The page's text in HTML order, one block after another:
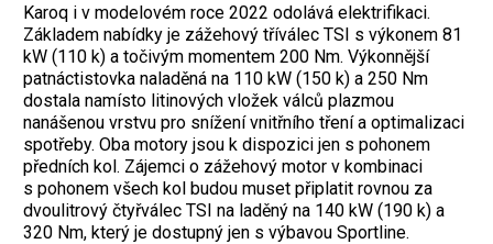
Karoq i v modelovém roce 2022 odolává elektrifikaci.
Základem nabídky je zážehový tříválec TSI s výkonem 81
kW (110 k) a točivým momentem 200 Nm. Výkonnější
patnáctistovka naladěná na 110 kW (150 k) a 250 Nm
dostala namísto litinových vložek válců plazmou
nanášenou vrstvu pro snížení vnitřního tření a optimalizaci
spotřeby. Oba motory jsou k dispozici jen s pohonem
předních kol. Zájemci o zážehový motor v kombinaci
s pohonem všech kol budou muset připlatit rovnou za
dvoulitrový čtyřválec TSI na laděný na 140 kW (190 k) a
320 Nm, který je dostupný jen s výbavou Sportline.